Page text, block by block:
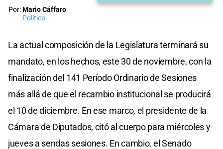
Por:Mario Cáffaro
Política.
La actual composición de la Legislatura terminará su
mandato, en los hechos, este 30 de noviembre, con la
finalización del 141 Período Ordinario de Sesiones
más allá de que el recambio institucional se producirá
el 10 de diciembre. En ese marco, el presidente de la
Cámara de Diputados, citó al cuerpo para miércoles y
jueves a sendas sesiones. En cambio, el Senado